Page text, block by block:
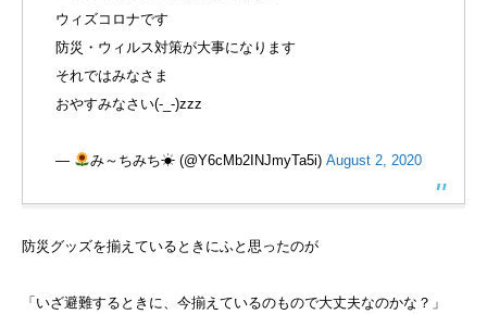
ウィズコロナです
防災・ウィルス対策が大事になります
それではみなさま
おやすみなさい(-_-)zzz
— み～ちみち☀ (@Y6cMb2INJmyTa5i) August 2, 2020
防災グッズを揃えているときにふと思ったのが
「いざ避難するときに、今揃えているのもので大丈夫なのかな？」